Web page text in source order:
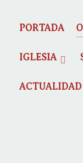
PORTADA
IGLESIA
ACTUALIDAD